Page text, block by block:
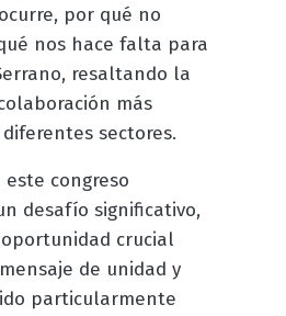
por qué no
nos hace falta para
resaltando la
más
sectores.
este congreso
desafío significativo,
crucial
de unidad y
particularmente